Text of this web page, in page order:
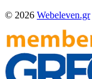
© 2026 Webeleven.gr